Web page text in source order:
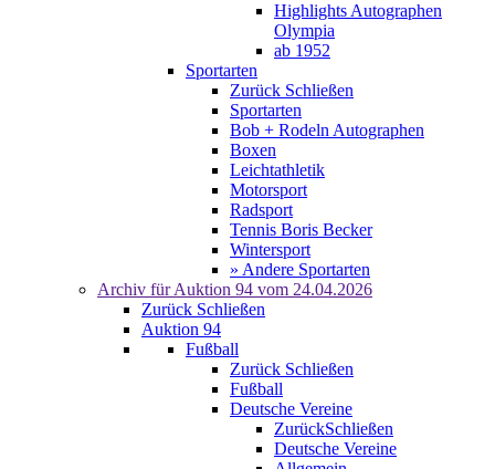
Highlights Autographen
Olympia
ab 1952
Sportarten
Zurück Schließen
Sportarten
Bob + Rodeln Autographen
Boxen
Leichtathletik
Motorsport
Radsport
Tennis Boris Becker
Wintersport
» Andere Sportarten
Archiv für Auktion 94 vom 24.04.2026
Zurück Schließen
Auktion 94
Fußball
Zurück Schließen
Fußball
Deutsche Vereine
ZurückSchließen
Deutsche Vereine